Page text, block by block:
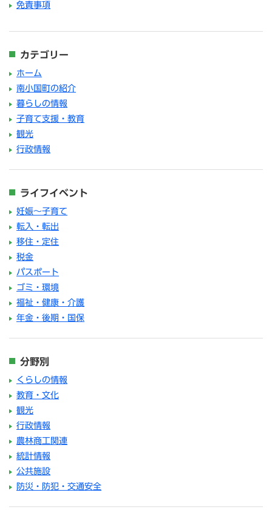
免責事項
カテゴリー
ホーム
南小国町の紹介
暮らしの情報
子育て支援・教育
観光
行政情報
ライフイベント
妊娠～子育て
転入・転出
移住・定住
税金
パスポート
ゴミ・環境
福祉・健康・介護
年金・後期・国保
分野別
くらしの情報
教育・文化
観光
行政情報
農林商工関連
統計情報
公共施設
防災・防犯・交通安全